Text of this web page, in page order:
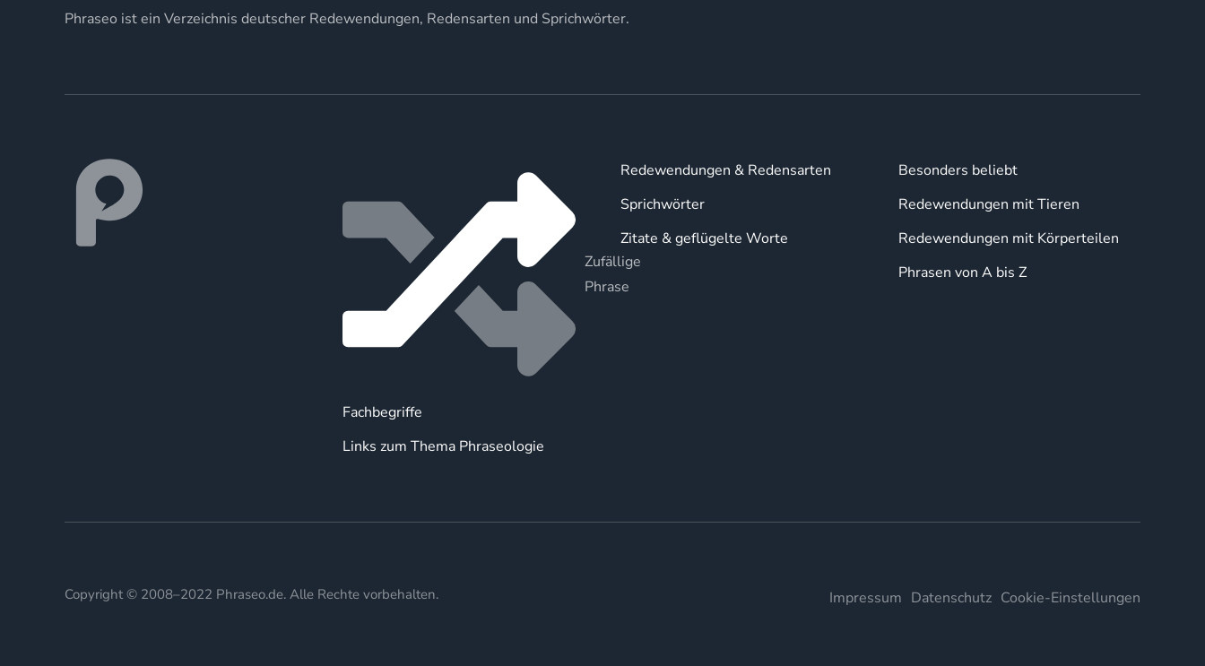
Phraseo ist ein Verzeichnis deutscher Redewendungen, Redensarten und Sprichwörter.
Zufällige
Phrase
Fachbegriffe
Links zum Thema Phraseologie
Redewendungen & Redensarten
Sprichwörter
Zitate & geflügelte Worte
Besonders beliebt
Redewendungen mit Tieren
Redewendungen mit Körperteilen
Phrasen von A bis Z
Copyright © 2008–2022 Phraseo.de. Alle Rechte vorbehalten. Impressum Datenschutz Cookie-Einstellungen